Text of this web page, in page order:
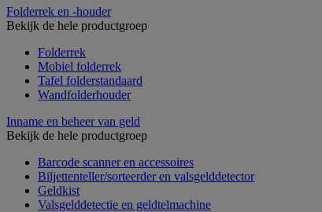
Folderrek en -houder
Bekijk de hele productgroep
Folderrek
Mobiel folderrek
Tafel folderstandaard
Wandfolderhouder
Inname en beheer van geld
Bekijk de hele productgroep
Barcode scanner en accessoires
Biljettenteller/sorteerder en valsgelddetector
Geldkist
Valsgelddetectie en geldtelmachine